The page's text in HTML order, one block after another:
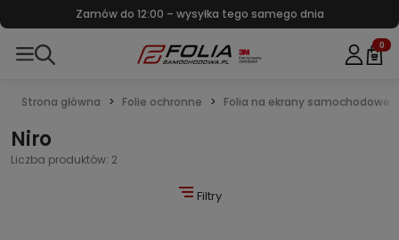
Zamów do 12:00 – wysyłka tego samego dnia
0
Strona główna Folie ochronne Folia na ekrany samochodowe
Niro
Liczba produktów: 2
Filtry